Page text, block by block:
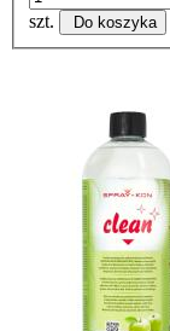
szt. Do koszyka